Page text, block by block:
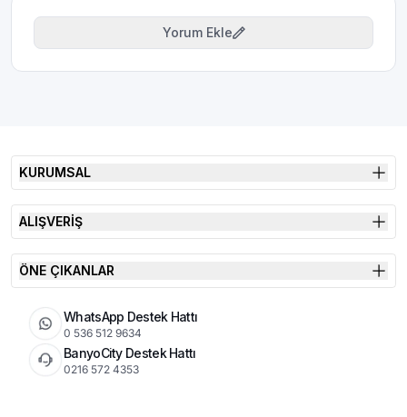
Yorum Ekle
KURUMSAL
ALIŞVERİŞ
ÖNE ÇIKANLAR
WhatsApp Destek Hattı
0 536 512 9634
BanyoCity Destek Hattı
0216 572 4353